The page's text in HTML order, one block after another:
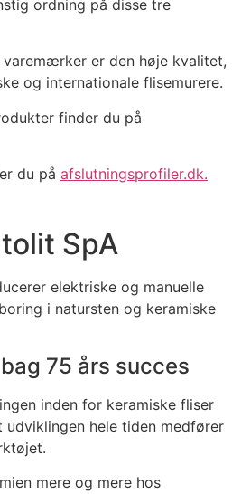
ordning på disse tre
er den høje kvalitet,
og internationale flisemurere.
finder du på
du på afslutningsprofiler.dk.
SpA
elektriske og manuelle
i natursten og keramiske
75 års succes
inden for keramiske fliser
udviklingen hele tiden medfører
mere og mere hos